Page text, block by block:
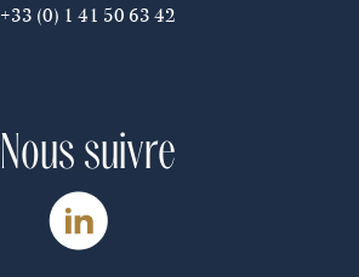
+33 (0) 1 41 50 63 42
Nous suivre